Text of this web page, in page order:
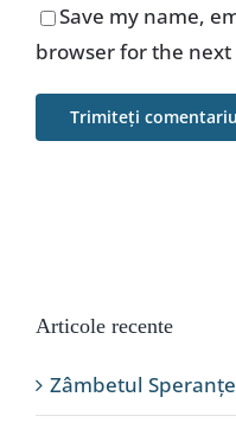
Save my name,
browser for the
Articole recente
Zâmbetul